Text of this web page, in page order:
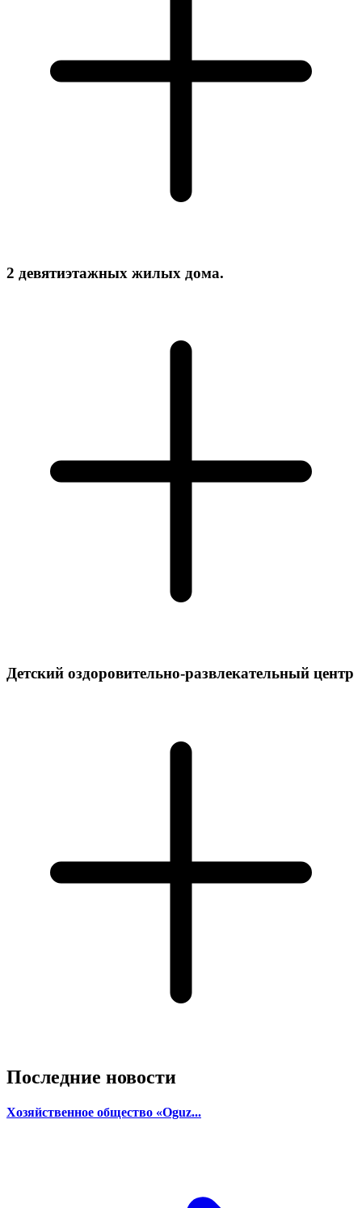
2 девятиэтажных жилых дома.
Детский оздоровительно-развлекательный центр
Последние новости
Хозяйственное общество «Oguz...